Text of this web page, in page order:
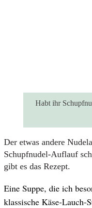
Habt ihr
Der etwas andere
Schupfnudel-Auflauf
gibt es das Rezept.
Eine Suppe, die ich
klassische Käse-Lauch-